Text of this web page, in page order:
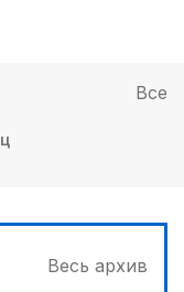
Все
Весь архив